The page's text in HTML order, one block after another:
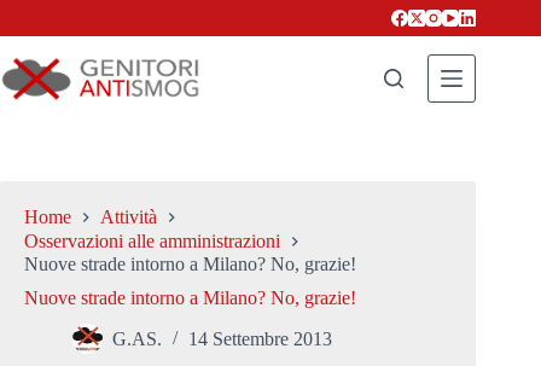
Home
Attività
Osservazioni alle amministrazioni
Nuove strade intorno a Milano? No, grazie!
Nuove strade intorno a Milano? No, grazie!
G.AS.
14 Settembre 2013